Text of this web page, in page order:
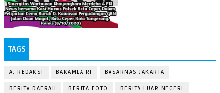
TAGS
A. REDAKSI BAKAMLA RI BASARNAS JAKARTA
BERITA DAERAH BERITA FOTO BERITA LUAR NEGERI